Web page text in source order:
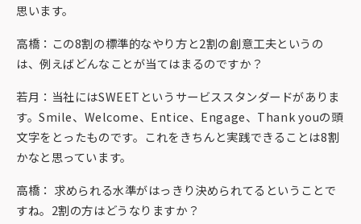
思います。
高橋：この8割の標準的なやり方と2割の創意工夫というの
は、例えばどんなことが当てはまるのですか？
若月：当社にはSWEETというサービススタンダードがありま
す。Smile、Welcome、Entice、Engage、Thank youの頭
文字をとったものです。これをきちんと実践できることは8割
かなと思っています。
高橋： 求められる水準がはっきり決められてるということで
すね。2割の方はどうなりますか？